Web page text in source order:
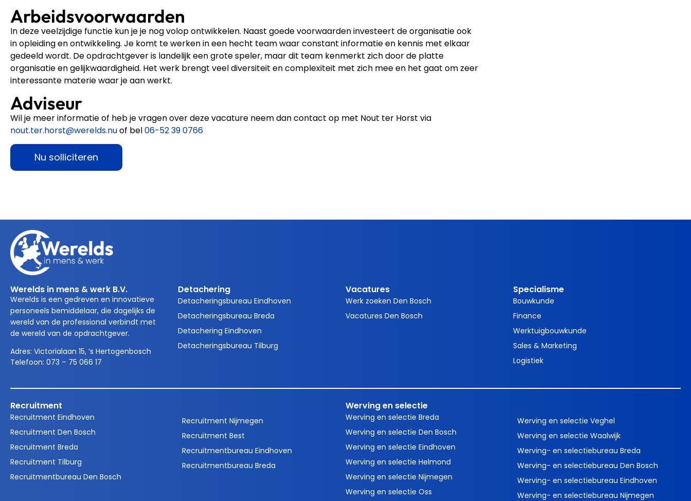
Arbeidsvoorwaarden
In deze veelzijdige functie kun je je nog volop ontwikkelen. Naast goede voorwaarden investeert de organisatie ook
in opleiding en ontwikkeling. Je komt te werken in een hecht team waar constant informatie en kennis met elkaar
gedeeld wordt. De opdrachtgever is landelijk een grote speler, maar dit team kenmerkt zich door de platte
organisatie en gelijkwaardigheid. Het werk brengt veel diversiteit en complexiteit met zich mee en het gaat om zeer
interessante materie waar je aan werkt.
Adviseur
Wil je meer informatie of heb je vragen over deze vacature neem dan contact op met Nout ter Horst via
nout.ter.horst@werelds.nuof bel06-52 39 0766
Nu solliciteren
Werelds in mens & werk B.V.
Werelds is een gedreven en innovatieve
personeels bemiddelaar, die dagelijks de
wereld van de professional verbindt met
de wereld van de opdrachtgever.
Adres: Victorialaan 15, ‘s Hertogenbosch
Telefoon: 073 – 75 066 17
Detachering
Detacheringsbureau Eindhoven
Detacheringsbureau Breda
Detachering Eindhoven
Detacheringsbureau Tilburg
Vacatures
Werk zoeken Den Bosch
Vacatures Den Bosch
Specialisme
Bouwkunde
Finance
Werktuigbouwkunde
Sales & Marketing
Logistiek
Recruitment
Recruitment Eindhoven
Recruitment Den Bosch
Recruitment Breda
Recruitment Tilburg
Recruitmentbureau Den Bosch
Recruitment Nijmegen
Recruitment Best
Recruitmentbureau Eindhoven
Recruitmentbureau Breda
Werving en selectie
Werving en selectie Breda
Werving en selectie Den Bosch
Werving en selectie Eindhoven
Werving en selectie Helmond
Werving en selectie Nijmegen
Werving en selectie Oss
Werving en selectie Veghel
Werving en selectie Waalwijk
Werving- en selectiebureau Breda
Werving- en selectiebureau Den Bosch
Werving- en selectiebureau Eindhoven
Werving- en selectiebureau Nijmegen